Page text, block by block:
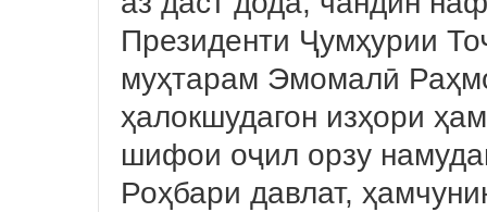
Президенти Ҷумҳурии
муҳтарам Эмомалӣ
ҳалокшудагон изҳори
шифои оҷил орзу
Роҳбари давлат,